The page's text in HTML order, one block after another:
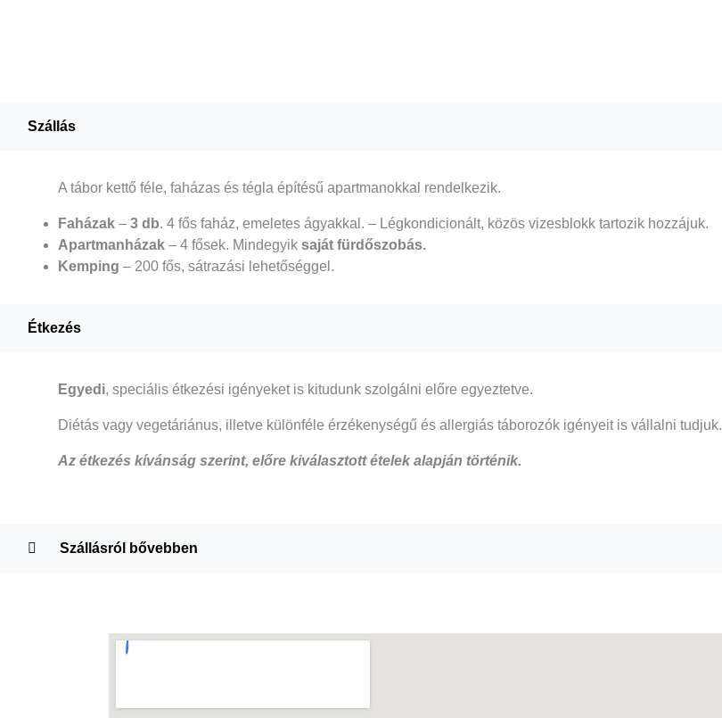
Szállás
A tábor kettő féle, faházas és tégla építésű apartmanokkal rendelkezik.
Faházak – 3 db. 4 fős faház, emeletes ágyakkal. – Légkondicionált, közös vizesblokk tartozik hozzájuk.
Apartmanházak – 4 fősek. Mindegyik saját fürdőszobás.
Kemping – 200 fős, sátrazási lehetőséggel.
Étkezés
Egyedi, speciális étkezési igényeket is kitudunk szolgálni előre egyeztetve.
Diétás vagy vegetáriánus, illetve különféle érzékenységű és allergiás táborozók igényeit is vállalni tudjuk.
Az étkezés kívánság szerint, előre kiválasztott ételek alapján történik.
Szállásról bővebben